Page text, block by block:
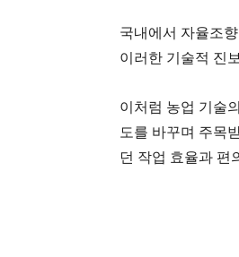
국내에서 자율조
이러한 기술적 진
이처럼 농업 기술
도를 바꾸며 주목
던 작업 효율과 편